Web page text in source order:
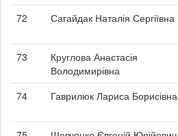
72
Сагайдак Наталія Сергіївна
73
Круглова Анастасія
Володимирівна
74
Гаврилюк Лариса Борисівна